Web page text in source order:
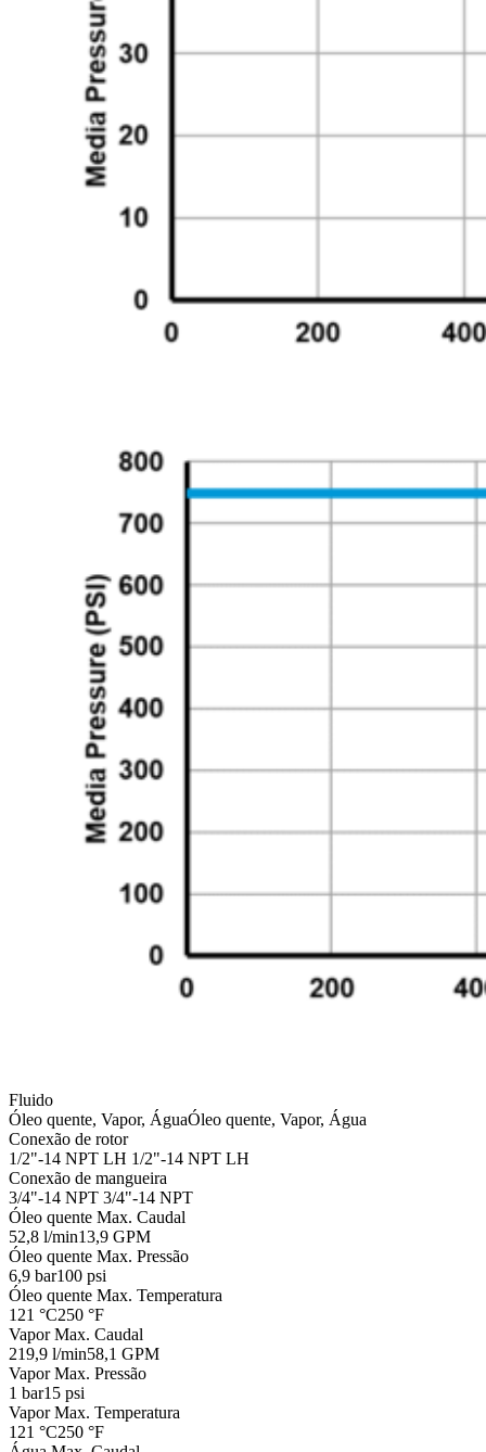
Fluido
Óleo quente, Vapor, ÁguaÓleo quente, Vapor, Água
Conexão de rotor
1/2"-14 NPT LH 1/2"-14 NPT LH
Conexão de mangueira
3/4"-14 NPT 3/4"-14 NPT
Óleo quente Max. Caudal
52,8 l/min13,9 GPM
Óleo quente Max. Pressão
6,9 bar100 psi
Óleo quente Max. Temperatura
121 °C250 °F
Vapor Max. Caudal
219,9 l/min58,1 GPM
Vapor Max. Pressão
1 bar15 psi
Vapor Max. Temperatura
121 °C250 °F